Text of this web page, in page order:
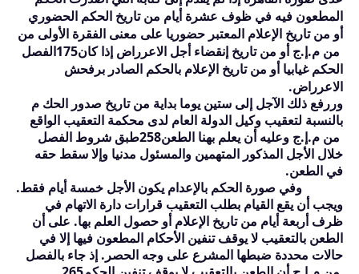
المطعون فيه في ظوف عشرة أيام من تاريخ الحكم الحضوري
أو من تاريخ الإعلام المعتبر حضوريا على معنى الفقرة الأولى من
الفصل175من م.إ.ج أو من تاريخ إنقضاء أجل الاعرراض إذا كان
الحكم غيابيا أو من تاريخ الإعلام بالحكم الصادر برفحش
الاعرراض.
وررفع ذلك الآجل إلى ستين يوما بداية من تاريخ صدور الحك م
بالنسبة لتعقيب وكيل الدولة العام لدى محكمة التعقيب الواقع
طبق شروط الفصل258من م.إ.ج وعليه أن يعلم بهنا الطعن
خلال الأجل المذكور المتهمين والمسئول مدنيا وإلا سقط حقه
في الطعن.
وفي صورة الحكم بالإعدام يكون الأجل خمسة أيام فقط.
ويجب أن يقع القيام بطلب التعقيب قرارات دارة الاتهام في
ظرف أربعة أيام من تاريخ الإعلام أو حصول العلم بها. على أن
الطعن بالتعقيب لا يوقف تنفين الأحكام المطعون فيها إلا في
حالات محددة ضبطها المشرع على وجه الحصر. إذ جاء بالفصل